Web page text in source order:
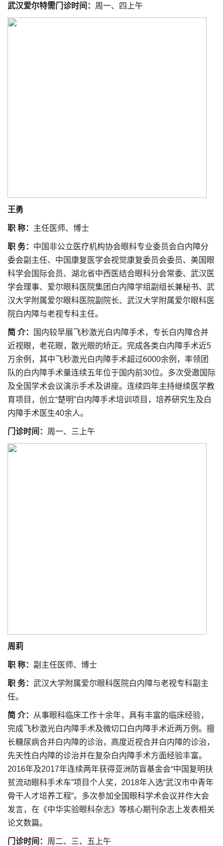
武汉爱尔特需门诊时间： 周一、四上午
王勇
职 称： 主任医师、博士
职 务： 中国非公立医疗机构协会眼科专业委员会白内障分
委会副主任、中国康复医学会视觉康复委员会委员、美国眼
科学会国际会员、湖北省中西医结合眼科分会常委、武汉医
学会理事、爱尔眼科医院集团白内障学组副组长兼秘书、武
汉大学附属爱尔眼科医院副院长、武汉大学附属爱尔眼科医
院白内障与老视专科主任。
简 介：
国内较早展飞秒激光白内障手术，专长白内障合并
近视眼，老花眼，散光眼的矫正。完成各类白内障手术近5
万余例，其中飞秒激光白内障手术超过6000余例，率领团
队的白内障手术量连续五年位于国内前30位。多次受邀国际
及全国学术会议演示手术及讲座。连续四年主持继续医学教
育项目，创立“楚明”白内障手术培训项目，培养研究生及白
内障手术医生40余人。
门诊时间： 周一、三上午
周莉
职 称： 副主任医师、博士
职 务： 武汉大学附属爱尔眼科医院白内障与老视专科副主
任。
简 介：
从事眼科临床工作十余年，具有丰富的临床经验，
完成飞秒激光白内障手术及微切口白内障手术近两万例。擅
长糖尿病合并白内障的诊治，高度近视合并白内障的诊治，
先天性白内障的诊治并在复杂白内障手术方面经验丰富。
2016年及2017年连续两年获得亚洲防盲基金会“中国复明扶
贫流动眼科手术车”项目个人奖，2018年入选“武汉市中青年
骨干人才培养工程”。多次参加全国眼科学术会议并作大会
发言，在《中华实验眼科杂志》等核心期刊杂志上发表相关
论文数篇。
门诊时间： 周二、三、五上午